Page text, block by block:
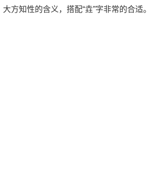
方知性的含义，搭配“垚”字非常的合适。